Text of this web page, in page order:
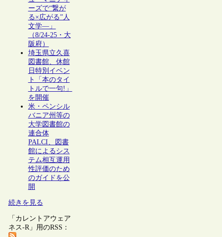
ーズで“繋が
る×広がる”人
文学―」
（8/24-25・大
阪府）
埼玉県立久喜
図書館、休館
日特別イベン
ト「本のタイ
トルで一句!」
を開催
米・ペンシル
バニア州等の
大学図書館の
連合体
PALCI、図書
館によるシス
テム相互運用
性評価のため
のガイドを公
開
続きを見る
「カレントアウェア
ネス-R」用のRSS：